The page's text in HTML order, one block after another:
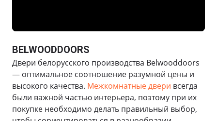
BELWOODDOORS
Двери белорусского производства Belwooddoors
— оптимальное соотношение разумной цены и
высокого качества. Межкомнатные двери всегда
были важной частью интерьера, поэтому при их
покупке необходимо делать правильный выбор,